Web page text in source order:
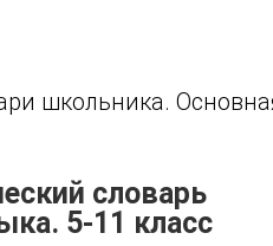
школьника.
словарь
5-11 класс